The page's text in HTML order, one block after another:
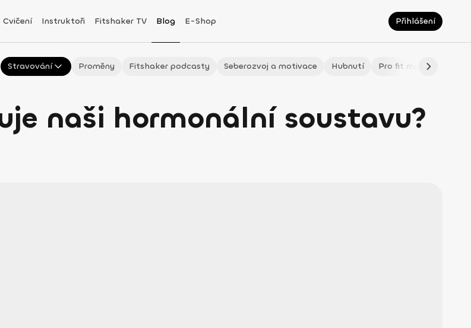
Cvičení Instruktoři Fitshaker TV Blog E-Shop Přihlášení
Stravování Proměny Fitshaker podcasty Seberozvoj a motivace Hubnutí Pro fit maminky
naši hormonální soustavu?